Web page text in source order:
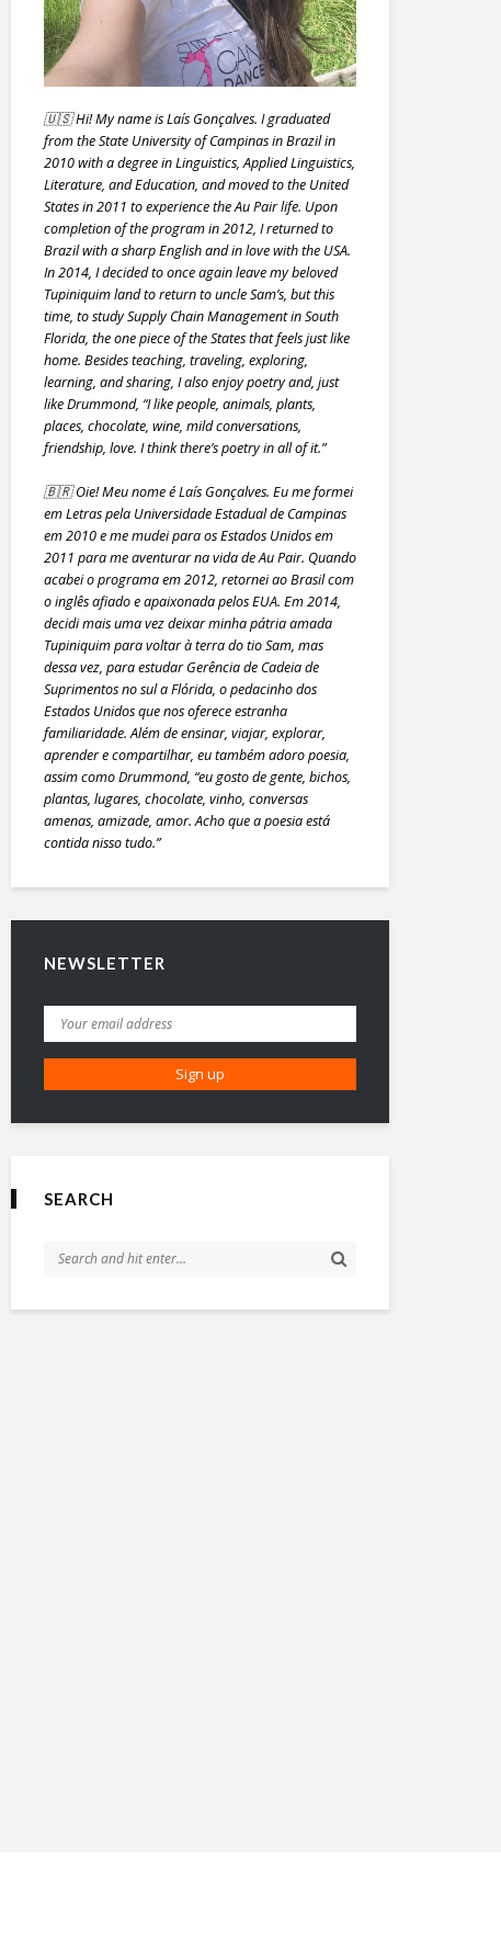
🇺🇸 Hi! My name is Laís Gonçalves. I graduated
from the State University of Campinas in Brazil in
2010 with a degree in Linguistics, Applied Linguistics,
Literature, and Education, and moved to the United
States in 2011 to experience the Au Pair life. Upon
completion of the program in 2012, I returned to
Brazil with a sharp English and in love with the USA.
In 2014, I decided to once again leave my beloved
Tupiniquim land to return to uncle Sam’s, but this
time, to study Supply Chain Management in South
Florida, the one piece of the States that feels just like
home. Besides teaching, traveling, exploring,
learning, and sharing, I also enjoy poetry and, just
like Drummond, “I like people, animals, plants,
places, chocolate, wine, mild conversations,
friendship, love. I think there’s poetry in all of it.”
🇧🇷 Oie! Meu nome é Laís Gonçalves. Eu me formei
em Letras pela Universidade Estadual de Campinas
em 2010 e me mudei para os Estados Unidos em
2011 para me aventurar na vida de Au Pair. Quando
acabei o programa em 2012, retornei ao Brasil com
o inglês afiado e apaixonada pelos EUA. Em 2014,
decidi mais uma vez deixar minha pátria amada
Tupiniquim para voltar à terra do tio Sam, mas
dessa vez, para estudar Gerência de Cadeia de
Suprimentos no sul a Flórida, o pedacinho dos
Estados Unidos que nos oferece estranha
familiaridade. Além de ensinar, viajar, explorar,
aprender e compartilhar, eu também adoro poesia,
assim como Drummond, “eu gosto de gente, bichos,
plantas, lugares, chocolate, vinho, conversas
amenas, amizade, amor. Acho que a poesia está
contida nisso tudo.”
NEWSLETTER
SEARCH